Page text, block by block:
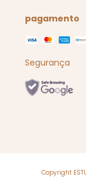
pagamento
Segurança
Copyright